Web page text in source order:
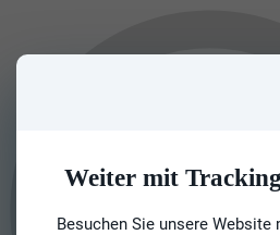
Weiter mit
Besuchen Sie unsere Website